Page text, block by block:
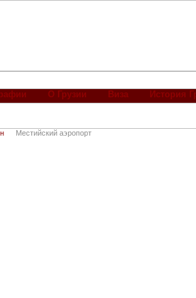
О Грузии Виза История
Местийский аэропорт